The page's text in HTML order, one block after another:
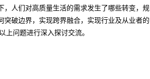
，人们对高质量生活的需求发生了哪些转变，规
破边界，实现跨界融合，实现行业及从业者的
上问题进行深入探讨交流。